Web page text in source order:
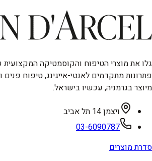
פתרונות מתקדמים לאנטי-אייגינג, טיפוח פנים
מיוצר בגרמניה, עכשיו בישראל.
ויצמן 14 תל אביב
03-6090787
סדרת מוצרים